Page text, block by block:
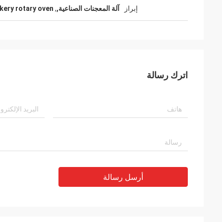
إبراز آلة المعجنات الصناعية,,
rotary oven
اترك رسالة
أرسل رسالة